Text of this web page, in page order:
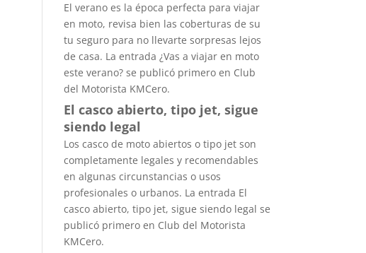
El verano es la época perfecta para viajar
en moto, revisa bien las coberturas de su
tu seguro para no llevarte sorpresas lejos
de casa. La entrada ¿Vas a viajar en moto
este verano? se publicó primero en Club
del Motorista KMCero.
El casco abierto, tipo jet, sigue
siendo legal
Los casco de moto abiertos o tipo jet son
completamente legales y recomendables
en algunas circunstancias o usos
profesionales o urbanos. La entrada El
casco abierto, tipo jet, sigue siendo legal se
publicó primero en Club del Motorista
KMCero.